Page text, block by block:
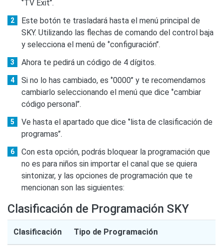
‘’TV Exit’’.
Este botón te trasladará hasta el menú principal de
SKY. Utilizando las flechas de comando del control baja
y selecciona el menú de ‘’configuración’’.
Ahora te pedirá un código de 4 dígitos.
Si no lo has cambiado, es ‘’0000’’ y te recomendamos
cambiarlo seleccionando el menú que dice ‘’cambiar
código personal’’.
Ve hasta el apartado que dice ‘’lista de clasificación de
programas’’.
Con esta opción, podrás bloquear la programación que
no es para niños sin importar el canal que se quiera
sintonizar, y las opciones de programación que te
mencionan son las siguientes:
Clasificación de Programación SKY
Clasificación Tipo de Programación